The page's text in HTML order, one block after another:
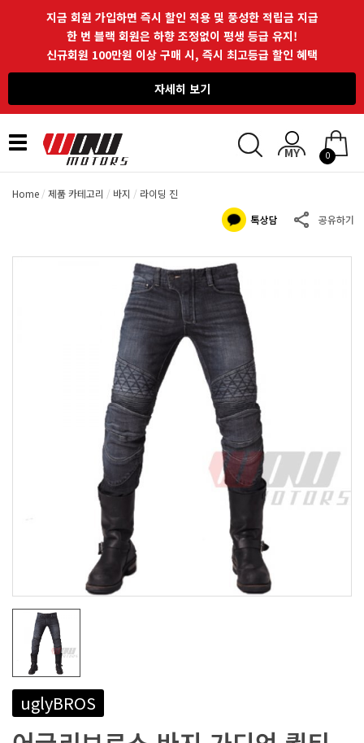
지금 회원 가입하면 즉시 할인 적용 및 풍성한 적립금 지급
한 번 블랙 회원은 하향 조정없이 평생 등급 유지!
신규회원 100만원 이상 구매 시, 즉시 최고등급 할인 혜택
자세히 보기
Toggle
navigation
0
Home 제품 카테고리 바지 라이딩 진
uglyBROS